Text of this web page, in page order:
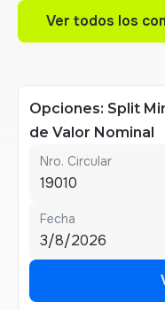
Ver todos los
Opciones: Split
de Valor Nominal
Nro. Circular
19010
Fecha
3/8/2026